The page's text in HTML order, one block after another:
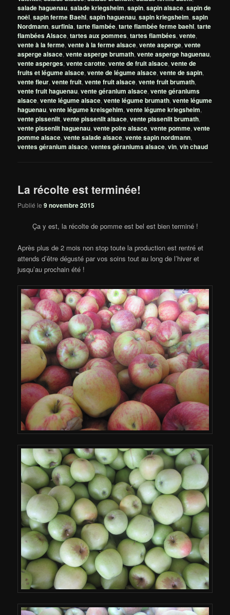
salade haguenau,salade kriegsheim,sapin,sapin alsace,sapin de
noêl,sapin ferme Baehl,sapin haguenau,sapin kriegsheim,sapin
Nordmann,surfinia,tarte flambée,tarte flambée ferme baehl,tarte
flambées Alsace,tartes aux pommes,tartes flambées,vente,
vente à la ferme,vente à la ferme alsace,vente asperge,vente
asperge alsace,vente asperge brumath,vente asperge haguenau,
vente asperges,vente carotte,vente de fruit alsace,vente de
fruits et légume alsace,vente de légume alsace,vente de sapin,
vente fleur,vente fruit,vente fruit alsace,vente fruit brumath,
vente fruit haguenau,vente géranium alsace,vente géraniums
alsace,vente légume alsace,vente légume brumath,vente légume
haguenau,vente légume kreisgehim,vente légume kriegsheim,
vente pissenlit,vente pissenlit alsace,vente pissenlit brumath,
vente pissenlit haguenau,vente poire alsace,vente pomme,vente
pomme alsace,vente salade alsace,vente sapin nordmann,
ventes géranium alsace,ventes géraniums alsace,vin,vin chaud
La récolte est terminée!
Publié le9 novembre 2015
Ça y est, la récolte de pomme est bel est bien terminé !
Après plus de 2 mois non stop toute la production est rentré et
attends d’être dégusté par vos soins tout au long de l’hiver et
jusqu’au prochain été !